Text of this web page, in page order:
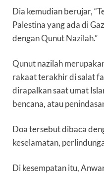
Dia kemudian berujar,
Palestina yang ada di
dengan Qunut Nazilah.”
Qunut nazilah
rakaat terakhir di salat
dirapalkan saat umat
bencana, atau
Doa tersebut dibaca
keselamatan,
Di kesempatan itu,